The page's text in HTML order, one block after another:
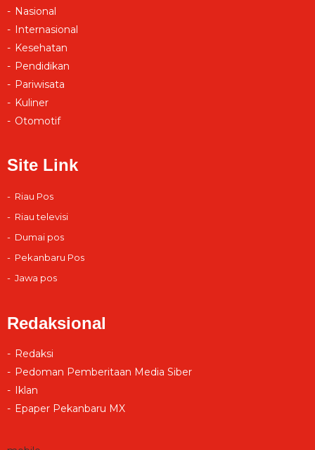
Nasional
Internasional
Kesehatan
Pendidikan
Pariwisata
Kuliner
Otomotif
Site Link
Riau Pos
Riau televisi
Dumai pos
Pekanbaru Pos
Jawa pos
Redaksional
Redaksi
Pedoman Pemberitaan Media Siber
Iklan
Epaper Pekanbaru MX